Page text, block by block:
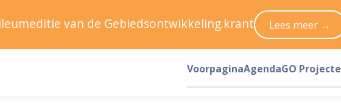
van de Gebiedsontwikkeling.krant Lees meer →
VoorpaginaAgendaGO